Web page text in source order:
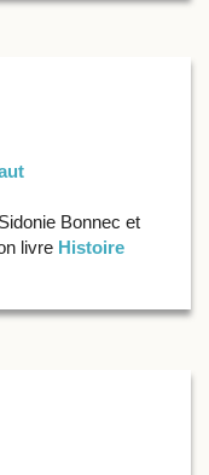
Bonnec et
livre Histoire